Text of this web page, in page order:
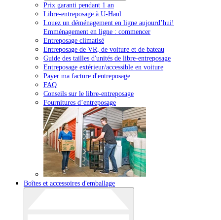
Prix garanti pendant 1 an
Libre-entreposage à U-Haul
Louez un déménagement en ligne aujourd’hui!
Emménagement en ligne : commencer
Entreposage climatisé
Entreposage de VR, de voiture et de bateau
Guide des tailles d'unités de libre-entreposage
Entreposage extérieur/accessible en voiture
Payer ma facture d'entreposage
FAQ
Conseils sur le libre-entreposage
Fournitures d’entreposage
Boîtes et accessoires d'emballage